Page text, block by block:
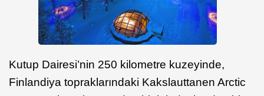
Kutup Dairesi’nin 250 kilometre kuzeyinde,
Finlandiya topraklarındaki Kakslauttanen Arctic